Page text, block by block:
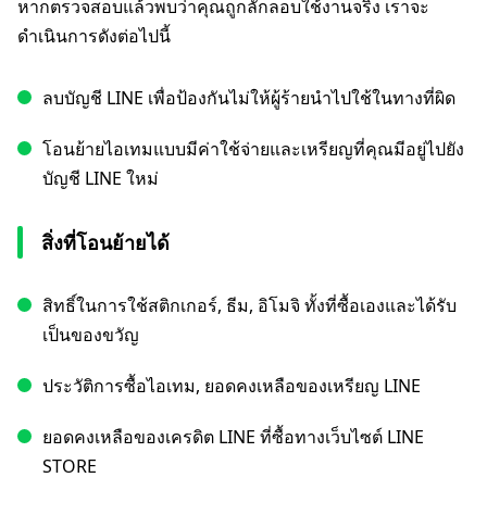
หากตรวจสอบแล้วพบว่าคุณถูกลักลอบใช้งานจริง เราจะ
ดำเนินการดังต่อไปนี้
ลบบัญชี LINE เพื่อป้องกันไม่ให้ผู้ร้ายนำไปใช้ในทางที่ผิด
โอนย้ายไอเทมแบบมีค่าใช้จ่ายและเหรียญที่คุณมีอยู่ไปยัง
บัญชี LINE ใหม่
สิ่งที่โอนย้ายได้
สิทธิ์ในการใช้สติกเกอร์, ธีม, อิโมจิ ทั้งที่ซื้อเองและได้รับ
เป็นของขวัญ
ประวัติการซื้อไอเทม, ยอดคงเหลือของเหรียญ LINE
ยอดคงเหลือของเครดิต LINE ที่ซื้อทางเว็บไซต์ LINE
STORE